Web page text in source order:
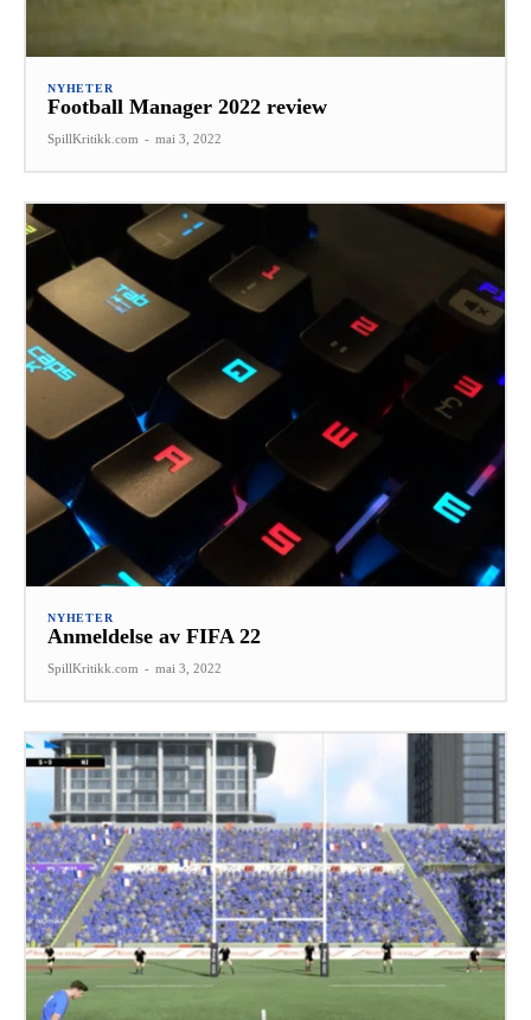
NYHETER
Football Manager 2022 review
SpillKritikk.com - mai 3, 2022
NYHETER
Anmeldelse av FIFA 22
SpillKritikk.com - mai 3, 2022